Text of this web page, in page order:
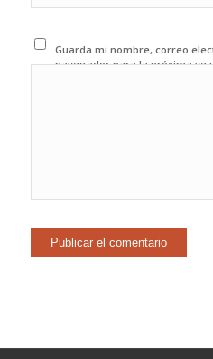
Guarda mi nombre, correo
navegador para la próxima